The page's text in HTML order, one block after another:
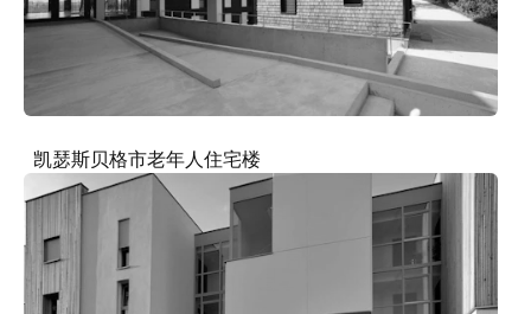
凯瑟斯贝格市老年人住宅楼